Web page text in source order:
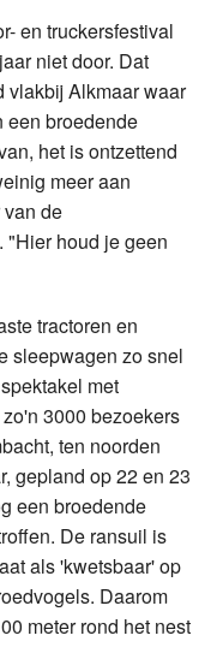
en truckersfestival
niet door. Dat
vlakbij Alkmaar waar
een broedende
het is ontzettend
meer aan
de
houd je geen
tractoren en
sleepwagen zo snel
met
3000 bezoekers
ten noorden
gepland op 22 en 23
een broedende
De ransuil is
als 'kwetsbaar' op
Daarom
meter rond het nest